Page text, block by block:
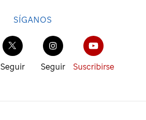
SÍGANOS
Seguir Seguir Suscribirse